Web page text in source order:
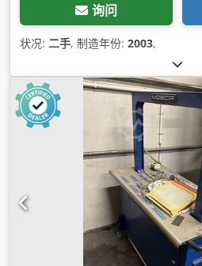
询问
状况: 二手, 制造年份: 2003,